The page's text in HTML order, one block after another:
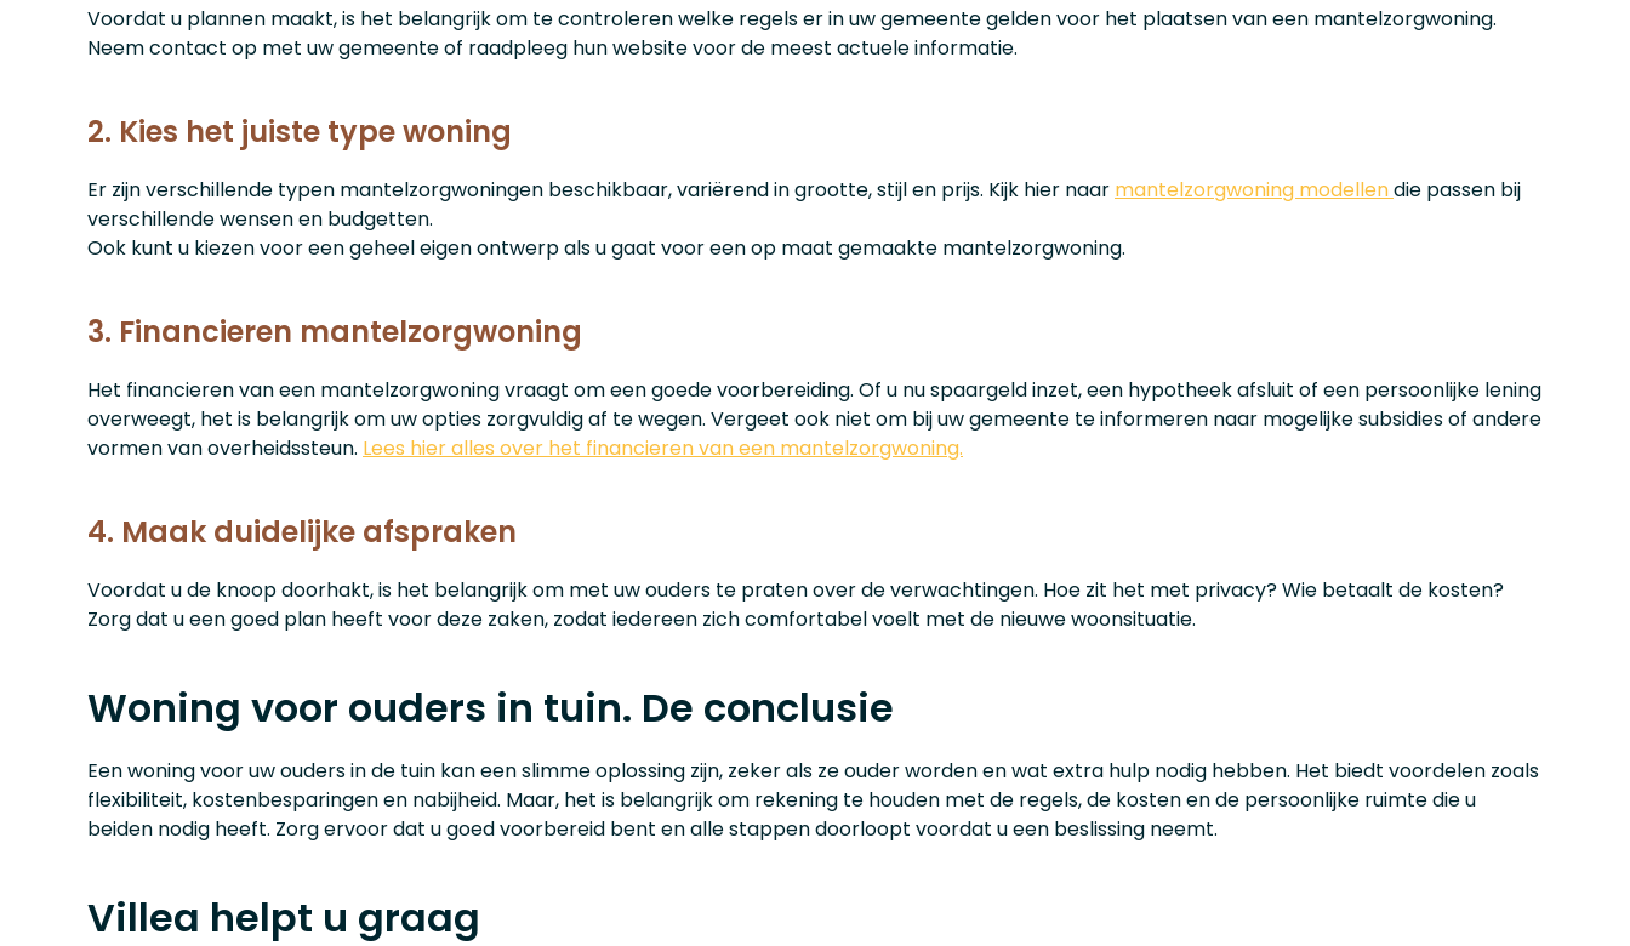
Voordat u plannen maakt, is het belangrijk om te controleren welke regels er in uw gemeente gelden voor het plaatsen van een mantelzorgwoning.
Neem contact op met uw gemeente of raadpleeg hun website voor de meest actuele informatie.
2. Kies het juiste type woning
Er zijn verschillende typen mantelzorgwoningen beschikbaar, variërend in grootte, stijl en prijs. Kijk hier naar mantelzorgwoning modellendie passen bij
verschillende wensen en budgetten.
Ook kunt u kiezen voor een geheel eigen ontwerp als u gaat voor een op maat gemaakte mantelzorgwoning.
3. Financieren mantelzorgwoning
Het financieren van een mantelzorgwoning vraagt om een goede voorbereiding. Of u nu spaargeld inzet, een hypotheek afsluit of een persoonlijke lening
overweegt, het is belangrijk om uw opties zorgvuldig af te wegen. Vergeet ook niet om bij uw gemeente te informeren naar mogelijke subsidies of andere
vormen van overheidssteun. Lees hier alles over het financieren van een mantelzorgwoning.
4. Maak duidelijke afspraken
Voordat u de knoop doorhakt, is het belangrijk om met uw ouders te praten over de verwachtingen. Hoe zit het met privacy? Wie betaalt de kosten?
Zorg dat u een goed plan heeft voor deze zaken, zodat iedereen zich comfortabel voelt met de nieuwe woonsituatie.
Woning voor ouders in tuin. De conclusie
Een woning voor uw ouders in de tuin kan een slimme oplossing zijn, zeker als ze ouder worden en wat extra hulp nodig hebben. Het biedt voordelen zoals
flexibiliteit, kostenbesparingen en nabijheid. Maar, het is belangrijk om rekening te houden met de regels, de kosten en de persoonlijke ruimte die u
beiden nodig heeft. Zorg ervoor dat u goed voorbereid bent en alle stappen doorloopt voordat u een beslissing neemt.
Villea helpt u graag